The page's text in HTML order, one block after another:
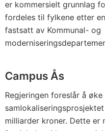
er kommersielt grunnlag
fordeles til fylkene etter
fastsatt av Kommunal- og
Campus Ås
Regjeringen foreslår å
milliarder kroner. Dette er